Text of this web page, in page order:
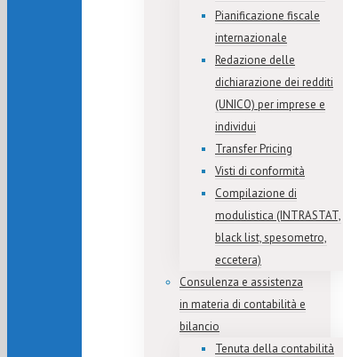
Pianificazione fiscale
internazionale
Redazione delle
dichiarazione dei redditi
(UNICO) per imprese e
individui
Transfer Pricing
Visti di conformità
Compilazione di
modulistica (INTRASTAT,
black list, spesometro,
eccetera)
Consulenza e assistenza
in materia di contabilità e
bilancio
Tenuta della contabilità